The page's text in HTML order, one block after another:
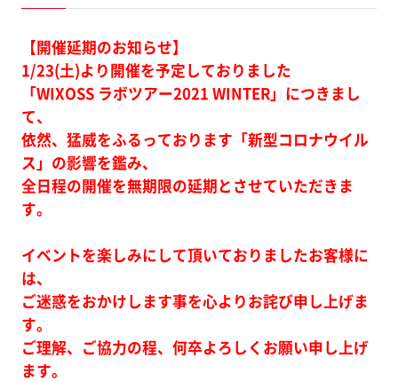
【開催延期のお知らせ】
1/23(土)より開催を予定しておりました
「WIXOSS ラボツアー2021 WINTER」につきまし
て、
依然、猛威をふるっております「新型コロナウイル
ス」の影響を鑑み、
全日程の開催を無期限の延期とさせていただきま
す。
イベントを楽しみにして頂いておりましたお客様に
は、
ご迷惑をおかけします事を心よりお詫び申し上げま
す。
ご理解、ご協力の程、何卒よろしくお願い申し上げ
ます。